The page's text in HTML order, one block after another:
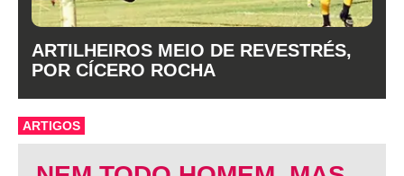
ARTILHEIROS MEIO DE REVESTRÉS,
POR CÍCERO ROCHA
ARTIGOS